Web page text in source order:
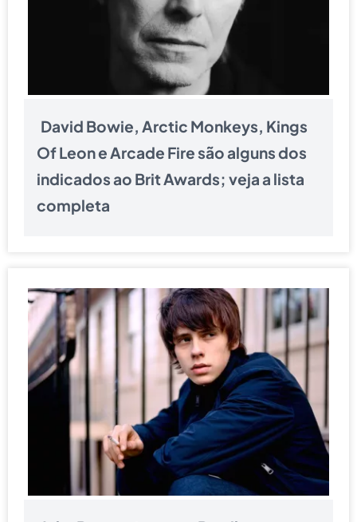
David Bowie, Arctic Monkeys, Kings
Of Leon e Arcade Fire são alguns dos
indicados ao Brit Awards; veja a lista
completa